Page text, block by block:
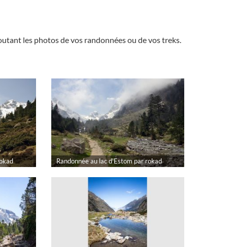
les photos de vos randonnées ou de vos treks.
Randonnée au lac d'Estom par rokad